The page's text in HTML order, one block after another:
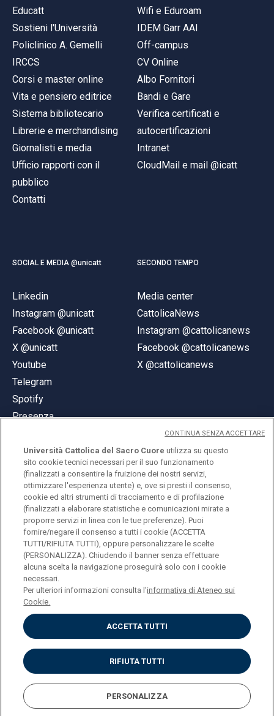
Educatt
Sostieni l'Università
Policlinico A. Gemelli
IRCCS
Corsi e master online
Vita e pensiero editrice
Sistema bibliotecario
Librerie e merchandising
Giornalisti e media
Ufficio rapporti con il
pubblico
Contatti
Wifi e Eduroam
IDEM Garr AAI
Off-campus
CV Online
Albo Fornitori
Bandi e Gare
Verifica certificati e
autocertificazioni
Intranet
CloudMail e mail @icatt
SOCIAL E MEDIA @unicatt
Linkedin
Instagram @unicatt
Facebook @unicatt
X @unicatt
Youtube
Telegram
Spotify
Presenza
SECONDO TEMPO
Media center
CattolicaNews
Instagram @cattolicanews
Facebook @cattolicanews
X @cattolicanews
© Università Cattolica del Sacro Cuore
Largo A. Gemelli 1, 20123 Milano
PI 02133120150
ENGLISH
Privacy
Accessibilità
Cookies
Impostazione Cookies
Università Cattolica del Sacro Cuore utilizza su questo
sito cookie tecnici necessari per il suo funzionamento
(finalizzati a consentire la fruizione dei nostri servizi,
ottimizzare l'esperienza utente) e, ove si presti il consenso,
cookie ed altri strumenti di tracciamento e di profilazione
(finalizzati a elaborare statistiche e comunicazioni mirate a
proporre servizi in linea con le tue preferenze). Puoi
fornire/negare il consenso a tutti i cookie (ACCETTA
TUTTI/RIFIUTA TUTTI), oppure personalizzare le scelte
(PERSONALIZZA). Chiudendo il banner senza effettuare
alcuna scelta la navigazione proseguirà solo con i cookie
necessari.
Per ulteriori informazioni consulta l'informativa di Ateneo sui
Cookie.
ACCETTA TUTTI
RIFIUTA TUTTI
PERSONALIZZA
CONTINUA SENZA ACCETTARE